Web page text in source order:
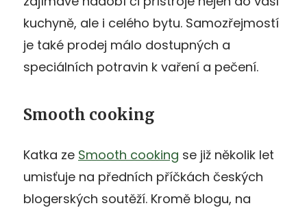
kuchyně, ale i celého bytu. Samozřejmostí
je také prodej málo dostupných a
speciálních potravin k vaření a pečení.
Smooth cooking
Katka ze Smooth cooking se již několik let
umisťuje na předních příčkách českých
blogerských soutěží. Kromě blogu, na